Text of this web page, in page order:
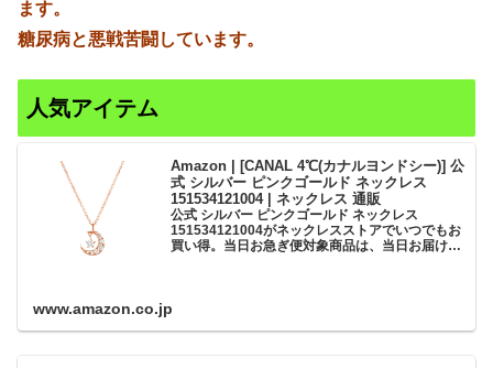
ます。
糖尿病と悪戦苦闘しています。
人気アイテム
Amazon | [CANAL 4℃(カナルヨンドシー)] 公
式 シルバー ピンクゴールド ネックレス
151534121004 | ネックレス 通販
公式 シルバー ピンクゴールド ネックレス
151534121004がネックレスストアでいつでもお
買い得。当日お急ぎ便対象商品は、当日お届け可
www.amazon.co.jp